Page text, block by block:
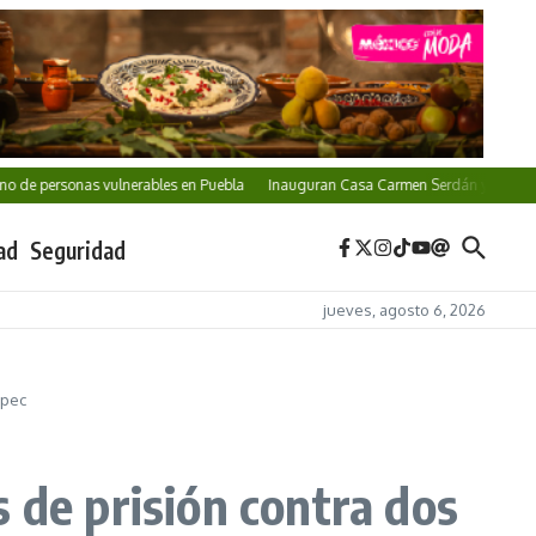
vulnerables en Puebla Inauguran Casa Carmen Serdán y Centro
Seguridad
jueves, agosto 6, 2026
de prisión contra dos